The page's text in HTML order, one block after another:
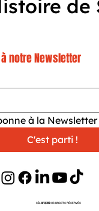
© 2026
SÎLOT | TOUS DROITS RÉSERVÉS
de
à la
C'est parti !
notre Newsletter